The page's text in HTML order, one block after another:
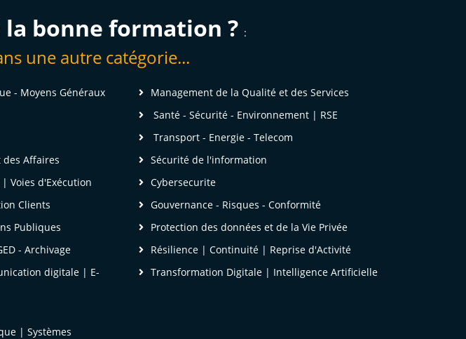
bonne formation ? :
une autre catégorie...
- Moyens Généraux
Affaires
Voies d'Exécution
Clients
Publiques
- Archivage
digitale | E-
| Systèmes
Management de la Qualité et des Services
Santé - Sécurité - Environnement | RSE
Transport - Energie - Telecom
Sécurité de l'information
Cybersecurite
Gouvernance - Risques - Conformité
Protection des données et de la Vie Privée
Résilience | Continuité | Reprise d'Activité
Transformation Digitale | Intelligence Artificielle